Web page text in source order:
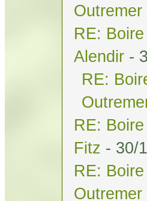
Outremer
RE:
Alendir -
RE:
RE:
Fitz - 30/
RE:
Outremer